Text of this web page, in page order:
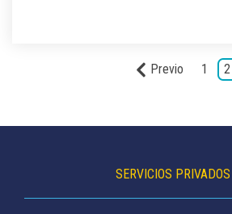
Previo 1 2
SERVICIOS PRIVADOS